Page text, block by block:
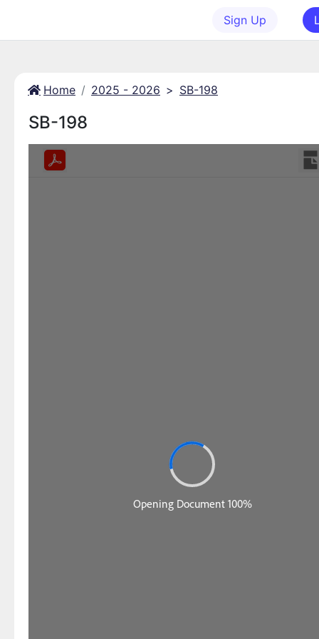
Sign Up
Home 2025 - 2026 > SB-198
SB-198